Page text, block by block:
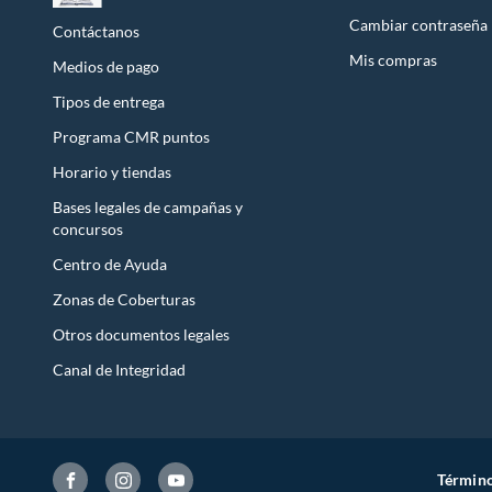
Para
Contáctanos
Medios de pago
Tipos de entrega
Programa CMR puntos
Horario y tiendas
Bases legales de campañas y
concursos
Centro de Ayuda
Zonas de Coberturas
Otros documentos legales
Canal de Integridad
Cambiar contraseña
Mis compras